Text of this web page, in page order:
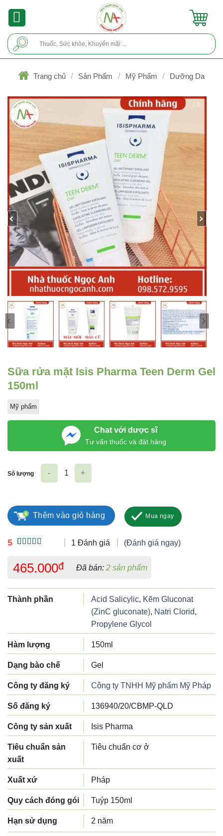
Trang chủ / Sản Phẩm / Mỹ Phẩm / Dưỡng Da
1/9
Sữa rửa mặt Isis Pharma Teen Derm Gel
150ml
Mỹ phẩm
Chat với dược sĩ
Tư vấn thuốc và đặt hàng
5
đánh giá
1 Đánh giá (Đánh giá ngay)
465.000đ Đã bán: 2 sản phẩm
Thành phần Acid Salicylic, Kẽm Gluconat
(ZinC gluconate), Natri Clorid,
Propylene Glycol
Hàm lượng 150ml
Dạng bào chế Gel
Công ty đăng ký Công ty TNHH Mỹ phẩm Mỹ Pháp
Số đăng ký 136940/20/CBMP-QLD
Công ty sản xuất Isis Pharma
Tiêu chuẩn sản
xuất
Tiêu chuẩn cơ ở
Xuất xứ Pháp
Quy cách đóng gói Tuýp 150ml
Hạn sử dụng 2 năm
Số lượng
Thêm vào giỏ hàng Mua ngay